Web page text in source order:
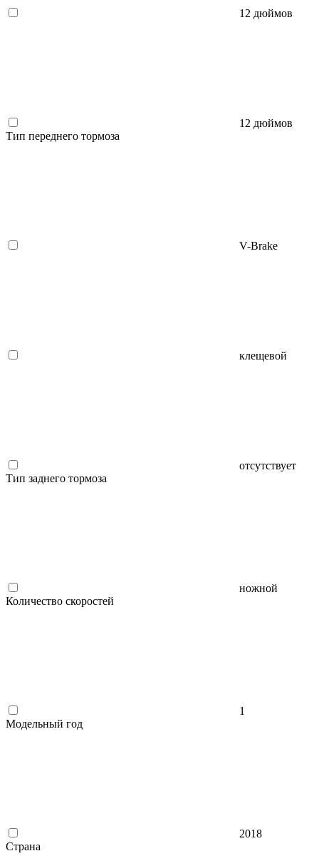
12 дюймов
12 дюймов
Тип переднего тормоза
V-Brake
клещевой
отсутствует
Тип заднего тормоза
ножной
Количество скоростей
1
Модельный год
2018
Страна